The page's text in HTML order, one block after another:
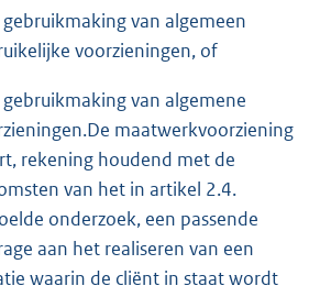
van algemeen
voorzieningen, of
van algemene
maatwerkvoorziening
rekening houdend met de
van het in artikel 2.4.
onderzoek, een passende
aan het realiseren van een
waarin de cliënt in staat wordt